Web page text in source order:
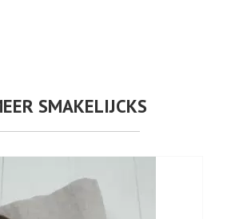
SMAKELIJCKS